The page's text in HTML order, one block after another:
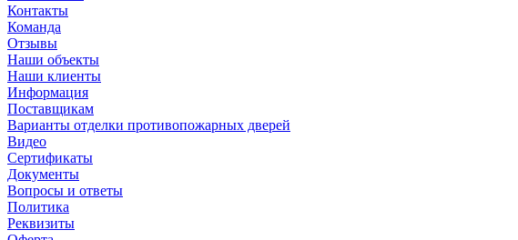
Контакты
Команда
Отзывы
Наши объекты
Наши клиенты
Информация
Поставщикам
Варианты отделки противопожарных дверей
Видео
Сертификаты
Документы
Вопросы и ответы
Политика
Реквизиты